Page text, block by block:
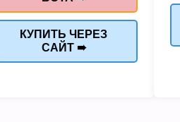
КУПИТЬ ЧЕРЕЗ
САЙТ ➠